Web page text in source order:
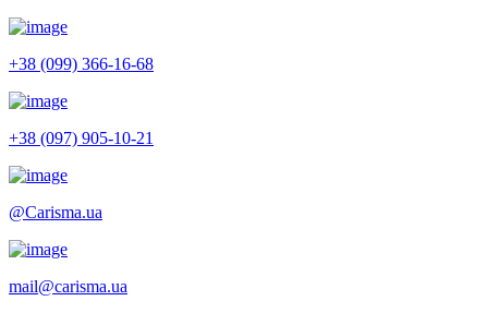
+38 (099) 366-16-68
+38 (097) 905-10-21
@Carisma.ua
mail@carisma.ua